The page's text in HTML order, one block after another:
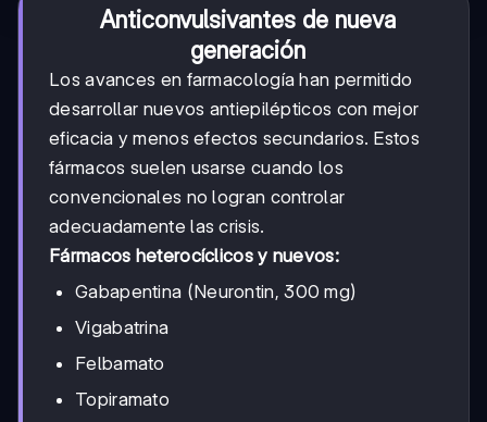
Anticonvulsivantes de nueva
generación
Los avances en farmacología han permitido
desarrollar nuevos antiepilépticos con mejor
eficacia y menos efectos secundarios. Estos
fármacos suelen usarse cuando los
convencionales no logran controlar
adecuadamente las crisis.
Fármacos heterocíclicos y nuevos:
Gabapentina (Neurontin, 300 mg)
Vigabatrina
Felbamato
Topiramato